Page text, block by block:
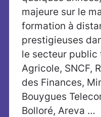
majeure sur le
formation à
prestigieuses
le secteur public
Agricole, SNCF,
des Finances,
Bouygues
Bolloré, Areva …